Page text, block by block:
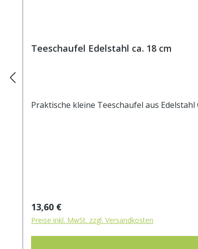
Teeschaufel Edelstahl ca. 18 cm
Praktische kleine Teeschaufel aus Edelstahl
Regulärer Preis:
13,60 €
Preise inkl. MwSt. zzgl. Versandkosten